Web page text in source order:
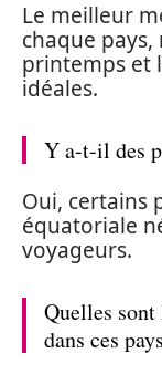
Le meilleur
chaque
printemps et
idéales.
Y a-t-il des
Oui, certains
équatoriale
voyageurs.
Quelles
dans ces